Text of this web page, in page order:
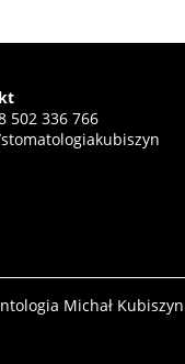
502 336 766
Michał Kubiszyn